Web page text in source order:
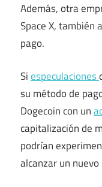
Además, otra
Space X, también
pago.
Siespeculaciones
su método de
Dogecoin con un
capitalización de
podrían
alcanzar un